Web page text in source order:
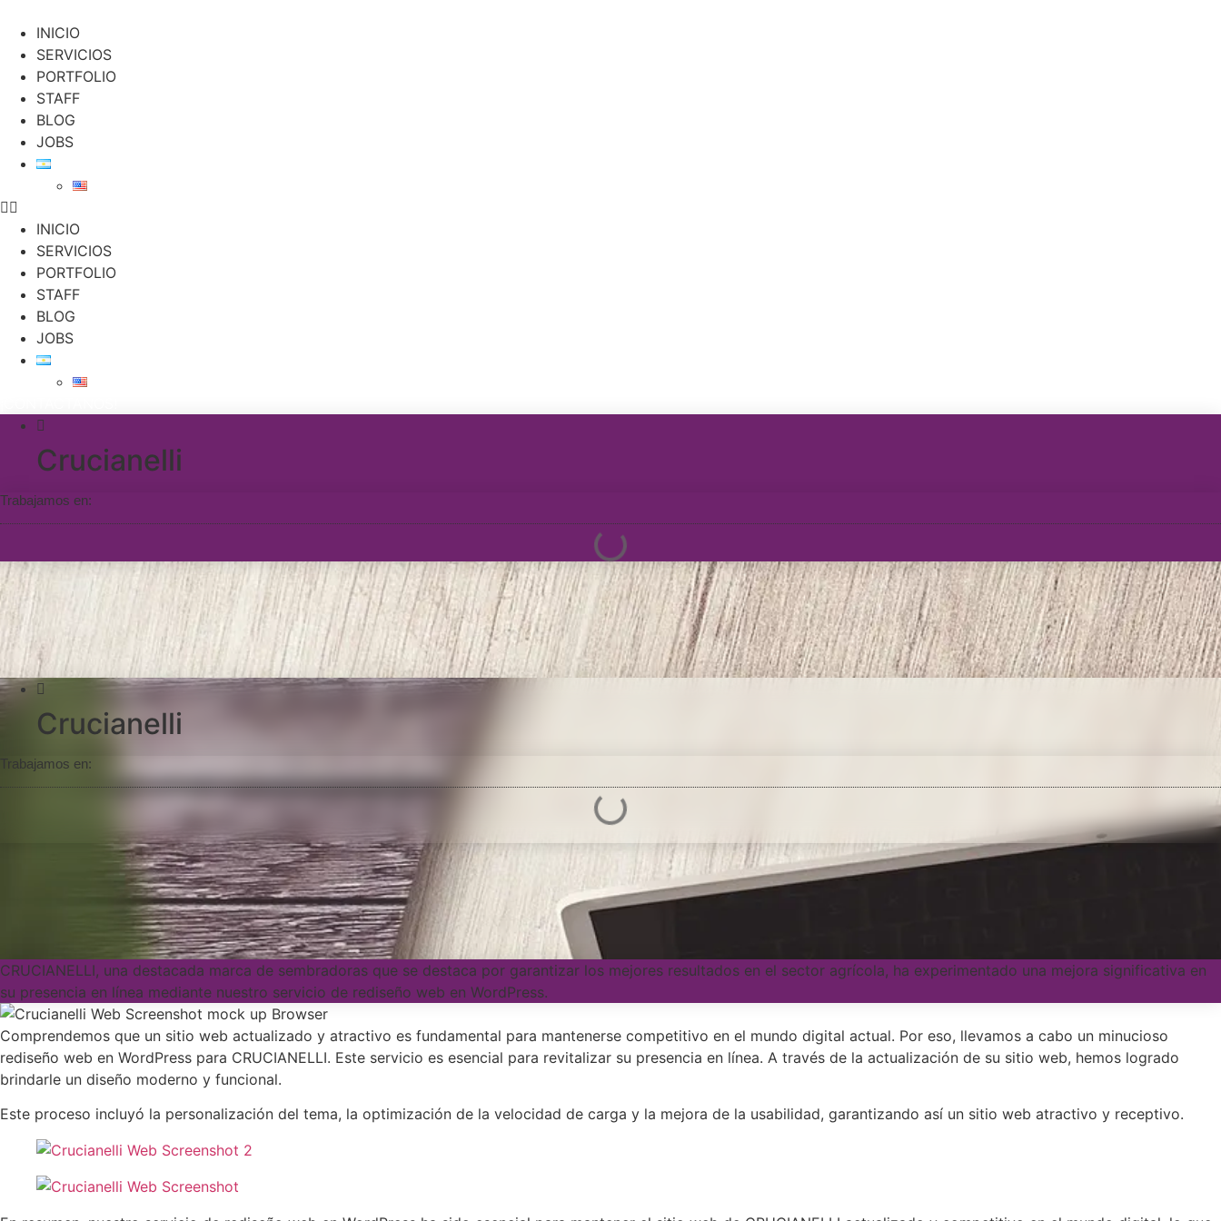
contenido
INICIO
SERVICIOS
PORTFOLIO
STAFF
BLOG
JOBS
INICIO
SERVICIOS
PORTFOLIO
STAFF
BLOG
JOBS
Crucianelli
Trabajamos en:
Crucianelli
Trabajamos en:
CRUCIANELLI, una destacada marca de sembradoras que se destaca por garantizar los mejores resultados en el sector agrícola, ha experimentado una mejora significativa en
su presencia en línea mediante nuestro servicio de rediseño web en WordPress.
Comprendemos que un sitio web actualizado y atractivo es fundamental para mantenerse competitivo en el mundo digital actual. Por eso, llevamos a cabo un minucioso
rediseño web en WordPress para CRUCIANELLI. Este servicio es esencial para revitalizar su presencia en línea. A través de la actualización de su sitio web, hemos logrado
brindarle un diseño moderno y funcional.
Este proceso incluyó la personalización del tema, la optimización de la velocidad de carga y la mejora de la usabilidad, garantizando así un sitio web atractivo y receptivo.